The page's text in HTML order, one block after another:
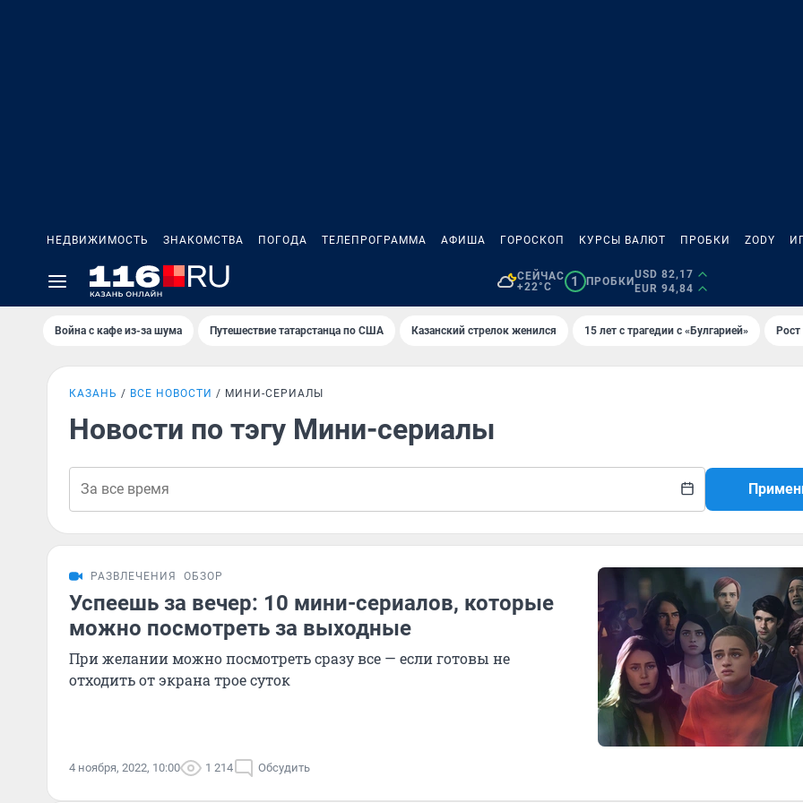
НЕДВИЖИМОСТЬ ЗНАКОМСТВА ПОГОДА ТЕЛЕПРОГРАММА АФИША ГОРОСКОП КУРСЫ ВАЛЮТ ПРОБКИ ZODY
СЕЙЧАС
+22°C
1 ПРОБКИ
USD 82,17
EUR 94,84
Война с кафе из-за шума Путешествие татарстанца по США Казанский стрелок женился 15 лет с трагедии с «Булгарией»
КАЗАНЬ ВСЕ НОВОСТИ МИНИ-СЕРИАЛЫ
Новости по тэгу Мини-сериалы
РАЗВЛЕЧЕНИЯ ОБЗОР
Успеешь за вечер: 10 мини-сериалов, которые
можно посмотреть за выходные
При желании можно посмотреть сразу все — если готовы не
отходить от экрана трое суток
4 ноября, 2022, 10:00 1 214 Обсудить